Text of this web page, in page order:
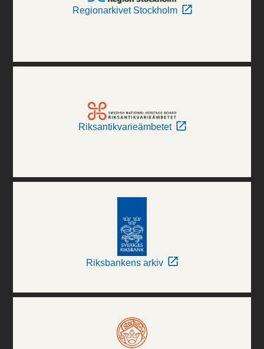
Regionarkivet Stockholm
Riksantikvarieämbetet
Riksbankens arkiv